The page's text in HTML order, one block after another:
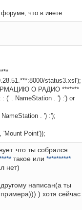
форуме, что в инете
status3.xsl');
О РАДИО *******
(' . NameStation . ') :') or
. ') :');
'Mount Point'));
что ты собрался
такое или **********
нет)
написан(а ты
) хотя сейчас